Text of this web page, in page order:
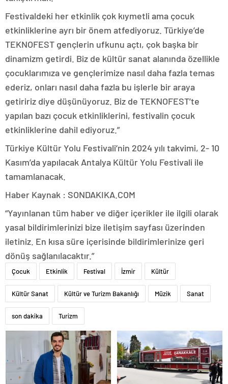
Festivaldeki her etkinlik çok kıymetli ama çocuk
etkinliklerine ayrı bir önem atfediyoruz. Türkiye’de
TEKNOFEST gençlerin ufkunu açtı, çok başka bir
dinamizm getirdi. Biz de kültür sanat alanında özellikle
çocuklarımıza ve gençlerimize nasıl daha fazla temas
ederiz, onları nasıl daha fazla bu işlerle bir araya
getiririz diye düşünüyoruz. Biz de TEKNOFEST’te
yapılan bazı çocuk etkinliklerini, festivalin çocuk
etkinliklerine dahil ediyoruz.”
Türkiye Kültür Yolu Festivali’nin 2024 yılı takvimi, 2- 10
Kasım’da yapılacak Antalya Kültür Yolu Festivali ile
tamamlanacak.
Haber Kaynak : SONDAKIKA.COM
“Yayınlanan tüm haber ve diğer içerikler ile ilgili olarak
yasal bildirimlerinizi bize iletişim sayfası üzerinden
iletiniz. En kısa süre içerisinde bildirimlerinize geri
dönüş sağlanılacaktır.”
Çocuk Etkinlik Festival İzmir Kültür
Kültür Sanat Kültür ve Turizm Bakanlığı Müzik Sanat
son dakika Turizm